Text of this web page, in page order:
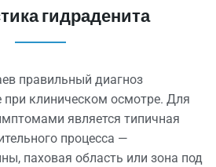
гидраденита
правильный диагноз
при клиническом осмотре. Для
является типичная
процесса —
паховая область или зона под